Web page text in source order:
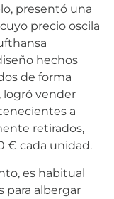
presentó una
precio oscila
hechos
de forma
logró vender
a
retirados,
€ cada unidad.
es habitual
para albergar